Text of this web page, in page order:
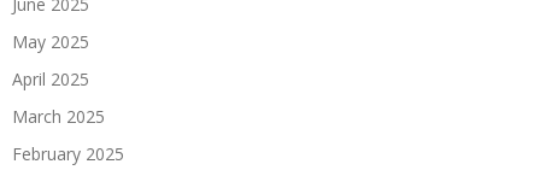
May 2025
April 2025
March 2025
February 2025